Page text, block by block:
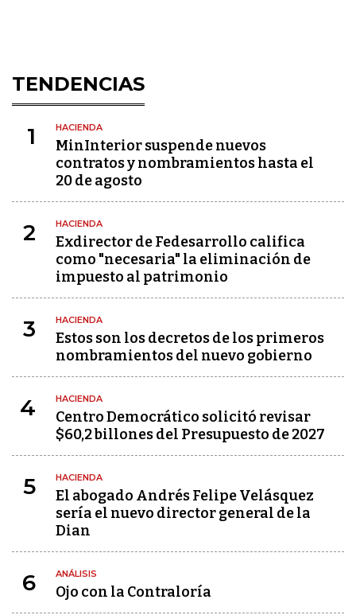
TENDENCIAS
1 HACIENDA
MinInterior suspende nuevos
contratos y nombramientos hasta el
20 de agosto
2 HACIENDA
Exdirector de Fedesarrollo califica
como "necesaria" la eliminación de
impuesto al patrimonio
3 HACIENDA
Estos son los decretos de los primeros
nombramientos del nuevo gobierno
4 HACIENDA
Centro Democrático solicitó revisar
$60,2 billones del Presupuesto de 2027
5 HACIENDA
El abogado Andrés Felipe Velásquez
sería el nuevo director general de la
Dian
6 ANÁLISIS
Ojo con la Contraloría